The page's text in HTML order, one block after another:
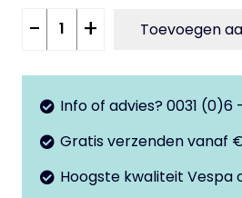
Lakstift
blauw
261/A
Sprint
- + Toevoegen
Info of advies? 0031 (0)6
Gratis verzenden vanaf
Hoogste kwaliteit Vespa